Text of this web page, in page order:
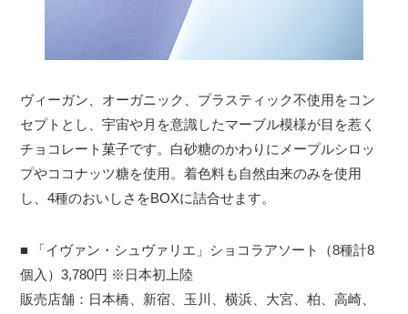
ヴィーガン、オーガニック、プラスティック不使用をコン
セプトとし、宇宙や月を意識したマーブル模様が目を惹く
チョコレート菓子です。白砂糖のかわりにメープルシロッ
プやココナッツ糖を使用。着色料も自然由来のみを使用
し、4種のおいしさをBOXに詰合せます。
■ 「イヴァン・シュヴァリエ」ショコラアソート（8種計8
個入）3,780円 ※日本初上陸
販売店舗：日本橋、新宿、玉川、横浜、大宮、柏、高崎、